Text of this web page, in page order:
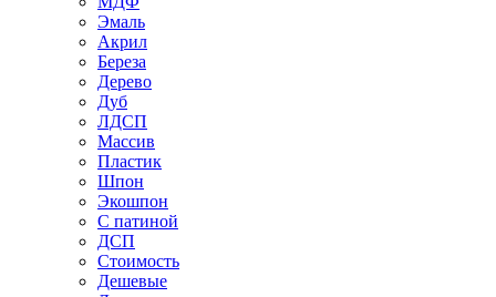
Эмаль
Акрил
Береза
Дерево
Дуб
ЛДСП
Массив
Пластик
Шпон
Экошпон
С патиной
ДСП
Стоимость
Дешевые